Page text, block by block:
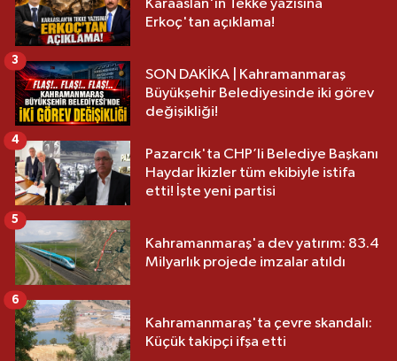
Karaaslan'ın Tekke yazısına
Erkoç'tan açıklama!
SON DAKİKA | Kahramanmaraş
Büyükşehir Belediyesinde iki görev
değişikliği!
3
Pazarcık'ta CHP’li Belediye Başkanı
Haydar İkizler tüm ekibiyle istifa
etti! İşte yeni partisi
4
Kahramanmaraş'a dev yatırım: 83.4
Milyarlık projede imzalar atıldı
5
Kahramanmaraş'ta çevre skandalı:
Küçük takipçi ifşa etti
6